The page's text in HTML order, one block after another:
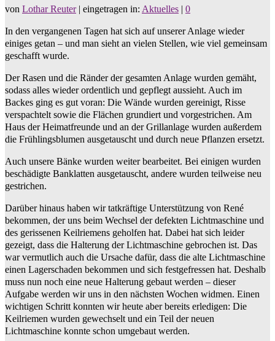
von Lothar Reuter | eingetragen in: Aktuelles | 0
In den vergangenen Tagen hat sich auf unserer Anlage wieder
einiges getan – und man sieht an vielen Stellen, wie viel gemeinsam
geschafft wurde.
Der Rasen und die Ränder der gesamten Anlage wurden gemäht,
sodass alles wieder ordentlich und gepflegt aussieht. Auch im
Backes ging es gut voran: Die Wände wurden gereinigt, Risse
verspachtelt sowie die Flächen grundiert und vorgestrichen. Am
Haus der Heimatfreunde und an der Grillanlage wurden außerdem
die Frühlingsblumen ausgetauscht und durch neue Pflanzen ersetzt.
Auch unsere Bänke wurden weiter bearbeitet. Bei einigen wurden
beschädigte Banklatten ausgetauscht, andere wurden teilweise neu
gestrichen.
Darüber hinaus haben wir tatkräftige Unterstützung von René
bekommen, der uns beim Wechsel der defekten Lichtmaschine und
des gerissenen Keilriemens geholfen hat. Dabei hat sich leider
gezeigt, dass die Halterung der Lichtmaschine gebrochen ist. Das
war vermutlich auch die Ursache dafür, dass die alte Lichtmaschine
einen Lagerschaden bekommen und sich festgefressen hat. Deshalb
muss nun noch eine neue Halterung gebaut werden – dieser
Aufgabe werden wir uns in den nächsten Wochen widmen. Einen
wichtigen Schritt konnten wir heute aber bereits erledigen: Die
Keilriemen wurden gewechselt und ein Teil der neuen
Lichtmaschine konnte schon umgebaut werden.